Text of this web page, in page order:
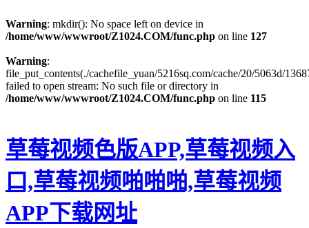
Warning: mkdir(): No space left on device in
/home/www/wwwroot/Z1024.COM/func.php on line 127
Warning:
file_put_contents(./cachefile_yuan/5216sq.com/cache/20/5063d/
failed to open stream: No such file or directory in
/home/www/wwwroot/Z1024.COM/func.php on line 115
草莓视频色版APP,草莓视频入
口,草莓视频啪啪啪,草莓视频
APP下载网址